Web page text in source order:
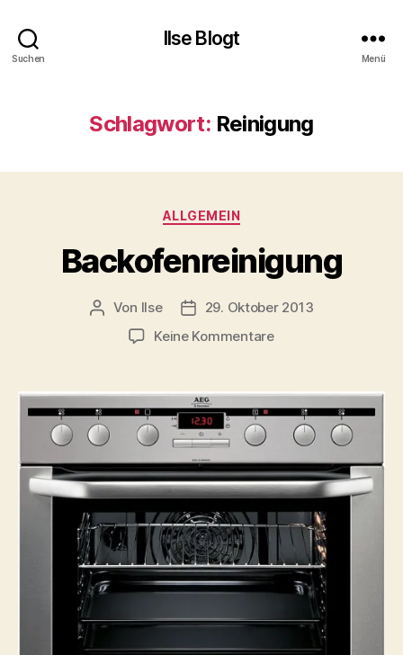
Suchen
Ilse Blogt
Menü
Schlagwort: Reinigung
Kategorien
ALLGEMEIN
Backofenreinigung
Beitragsautor
Von Ilse Beitragsdatum
29. Oktober 2013
Keine Kommentarezu